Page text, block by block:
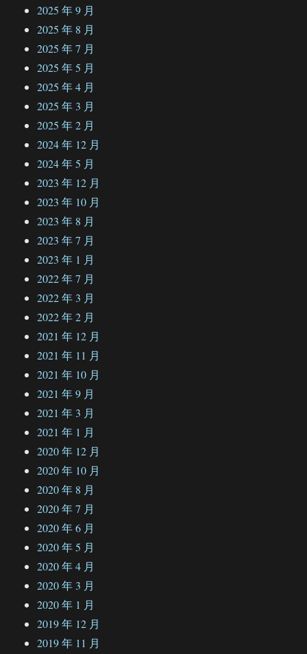
2025 年 9 月
2025 年 8 月
2025 年 7 月
2025 年 5 月
2025 年 4 月
2025 年 3 月
2025 年 2 月
2024 年 12 月
2024 年 5 月
2023 年 12 月
2023 年 10 月
2023 年 8 月
2023 年 7 月
2023 年 1 月
2022 年 7 月
2022 年 3 月
2022 年 2 月
2021 年 12 月
2021 年 11 月
2021 年 10 月
2021 年 9 月
2021 年 3 月
2021 年 1 月
2020 年 12 月
2020 年 10 月
2020 年 8 月
2020 年 7 月
2020 年 6 月
2020 年 5 月
2020 年 4 月
2020 年 3 月
2020 年 1 月
2019 年 12 月
2019 年 11 月